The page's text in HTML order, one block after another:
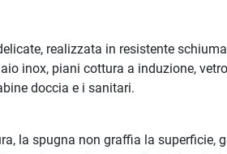
realizzata in resistente
inox, piani cottura a induzione,
doccia e i sanitari.
la spugna non graffia la